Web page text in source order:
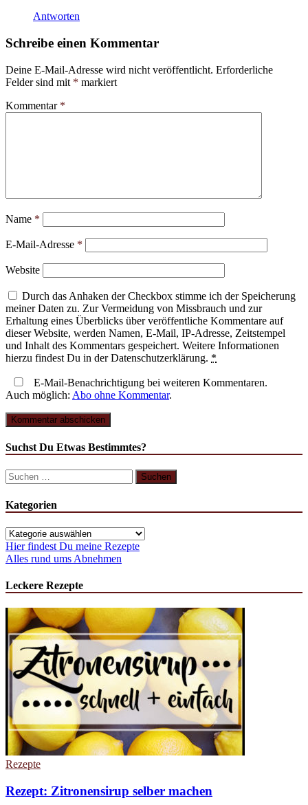
Antworten
Schreibe einen Kommentar
Deine E-Mail-Adresse wird nicht veröffentlicht. Erforderliche
Felder sind mit * markiert
Kommentar *
Name *
E-Mail-Adresse *
Website
Durch das Anhaken der Checkbox stimme ich der Speicherung
meiner Daten zu. Zur Vermeidung von Missbrauch und zur
Erhaltung eines Überblicks über veröffentliche Kommentare auf
dieser Website, werden Namen, E-Mail, IP-Adresse, Zeitstempel
und Inhalt des Kommentars gespeichert. Weitere Informationen
hierzu findest Du in der Datenschutzerklärung. *
E-Mail-Benachrichtigung bei weiteren Kommentaren.
Auch möglich: Abo ohne Kommentar.
Suchst Du Etwas Bestimmtes?
Kategorien
Hier findest Du meine Rezepte
Alles rund ums Abnehmen
Leckere Rezepte
Rezepte
Rezept: Zitronensirup selber machen